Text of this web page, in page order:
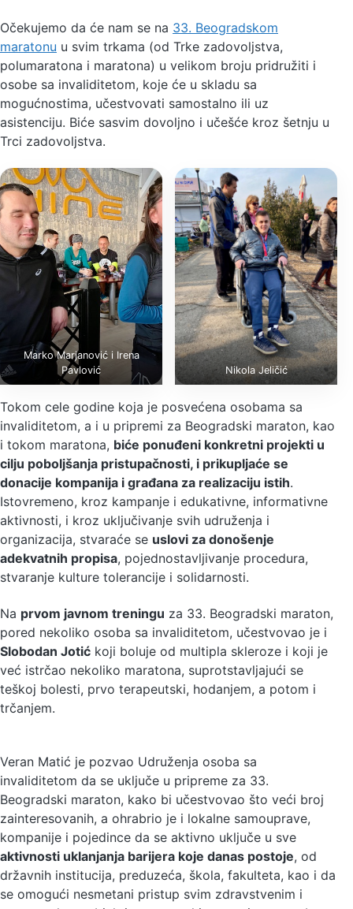
Očekujemo da će nam se na 33. Beogradskom
maratonu u svim trkama (od Trke zadovoljstva,
polumaratona i maratona) u velikom broju pridružiti i
osobe sa invaliditetom, koje će u skladu sa
mogućnostima, učestvovati samostalno ili uz
asistenciju. Biće sasvim dovoljno i učešće kroz šetnju u
Trci zadovoljstva.
Marko Marjanović i Irena
Pavlović
Nikola Jeličić
Tokom cele godine koja je posvećena osobama sa
invaliditetom, a i u pripremi za Beogradski maraton, kao
i tokom maratona, biće ponuđeni konkretni projekti u
cilju poboljšanja pristupačnosti, i prikupljaće se
donacije kompanija i građana za realizaciju istih.
Istovremeno, kroz kampanje i edukativne, informativne
aktivnosti, i kroz uključivanje svih udruženja i
organizacija, stvaraće se uslovi za donošenje
adekvatnih propisa, pojednostavljivanje procedura,
stvaranje kulture tolerancije i solidarnosti.
Na prvom javnom treningu za 33. Beogradski maraton,
pored nekoliko osoba sa invaliditetom, učestvovao je i
Slobodan Jotić koji boluje od multipla skleroze i koji je
već istrčao nekoliko maratona, suprotstavljajući se
teškoj bolesti, prvo terapeutski, hodanjem, a potom i
trčanjem.
Veran Matić je pozvao Udruženja osoba sa
invaliditetom da se uključe u pripreme za 33.
Beogradski maraton, kako bi učestvovao što veći broj
zainteresovanih, a ohrabrio je i lokalne samouprave,
kompanije i pojedince da se aktivno uključe u sve
aktivnosti uklanjanja barijera koje danas postoje, od
državnih institucija, preduzeća, škola, fakulteta, kao i da
se omogući nesmetani pristup svim zdravstvenim i